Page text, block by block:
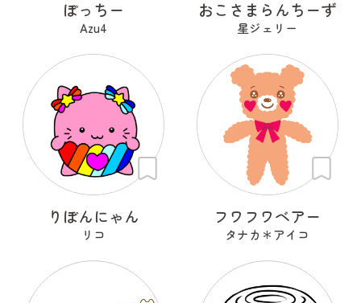
ぽっちー
Azu4
おこさまらんちーず
星ジェリー
りぼんにゃん
リコ
フワフワベアー
タナカ＊アイコ